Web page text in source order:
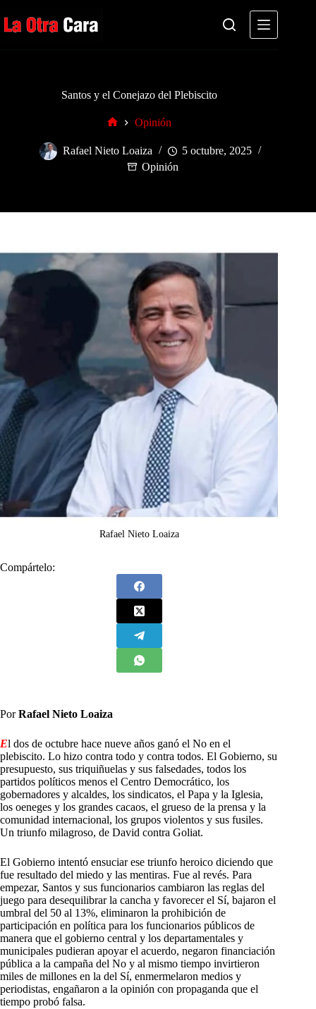
al
contenido
Santos y el Conejazo del Plebiscito
Opinión
Rafael Nieto Loaiza
5 octubre, 2025
Opinión
Rafael Nieto Loaiza
Compártelo:
PorRafael Nieto Loaiza
El dos de octubre hace nueve años ganó el No en el
plebiscito. Lo hizo contra todo y contra todos. El Gobierno, su
presupuesto, sus triquiñuelas y sus falsedades, todos los
partidos políticos menos el Centro Democrático, los
gobernadores y alcaldes, los sindicatos, el Papa y la Iglesia,
los oeneges y los grandes cacaos, el grueso de la prensa y la
comunidad internacional, los grupos violentos y sus fusiles.
Un triunfo milagroso, de David contra Goliat.
El Gobierno intentó ensuciar ese triunfo heroico diciendo que
fue resultado del miedo y las mentiras. Fue al revés. Para
empezar, Santos y sus funcionarios cambiaron las reglas del
juego para desequilibrar la cancha y favorecer el Sí, bajaron el
umbral del 50 al 13%, eliminaron la prohibición de
participación en política para los funcionarios públicos de
manera que el gobierno central y los departamentales y
municipales pudieran apoyar el acuerdo, negaron financiación
pública a la campaña del No y al mismo tiempo invirtieron
miles de millones en la del Sí, enmermelaron medios y
periodistas, engañaron a la opinión con propaganda que el
tiempo probó falsa.